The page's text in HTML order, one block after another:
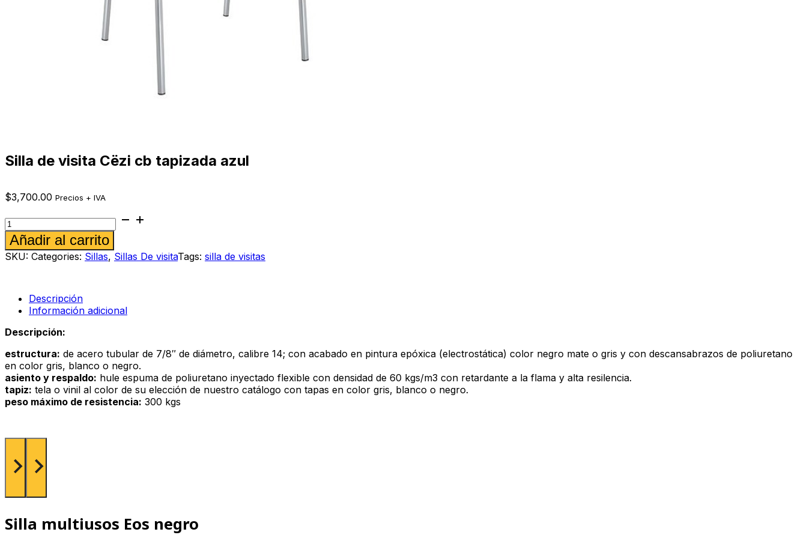
Silla de visita Cëzi cb tapizada azul
$3,700.00 Precios + IVA
Silla
de
visita
Cëzi
cb
cantidad
Añadir al carrito
SKU: Categories: Sillas, Sillas De visitaTags: silla de visitas
Descripción
Información adicional
Descripción:
estructura: de acero tubular de 7/8″ de diámetro, calibre 14; con acabado en pintura epóxica (electrostática) color negro mate o gris y con descansabrazos de poliuretano
en color gris, blanco o negro.
asiento y respaldo: hule espuma de poliuretano inyectado flexible con densidad de 60 kgs/m3 con retardante a la flama y alta resilencia.
tapiz: tela o vinil al color de su elección de nuestro catálogo con tapas en color gris, blanco o negro.
peso máximo de resistencia: 300 kgs
Silla multiusos Eos negro